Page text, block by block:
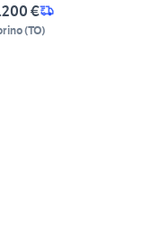
€
(TO)